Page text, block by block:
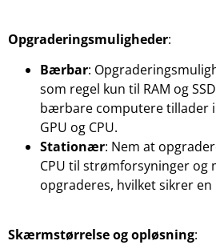
Opgraderingsmuligheder:
Bærbar:
som regel kun til RAM og
bærbare computere tillader
GPU og CPU.
Stationær: Nem at
CPU til strømforsyninger og
opgraderes, hvilket sikrer
Skærmstørrelse og opløsning: